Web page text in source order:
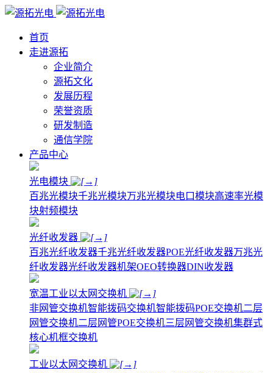
首页
走进源拓
企业简介
源拓文化
发展历程
荣誉资质
研发制造
通信学院
产品中心
光电模块
百兆光模块千兆光模块万兆光模块电口模块高速率光模
块射频模块
光纤收发器
百兆光纤收发器千兆光纤收发器POE光纤收发器万兆光
纤收发器光纤收发器机架OEO转换器DIN收发器
宽温工业以太网交换机
非网管交换机智能拨码交换机智能拨码POE交换机二层
网管交换机二层网管POE交换机三层网管交换机集群式
核心机框交换机
工业以太网交换机